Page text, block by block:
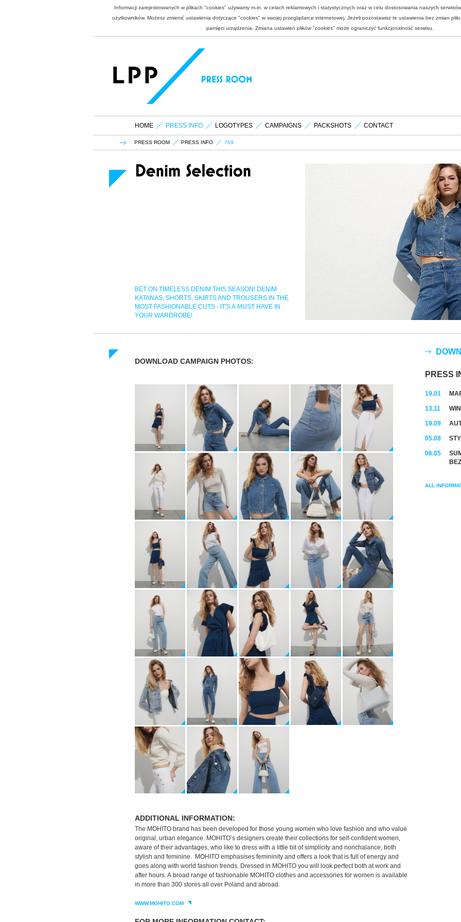
Informacji zarejestrowanych w plikach "cookies" używamy m.in. w celach reklamowych i statystycznych oraz w celu dostosowania naszych
użytkowników. Możesz zmienić ustawienia dotyczące "cookies" w swojej przeglądarce internetowej. Jeżeli pozostawisz te ustawienia bez zmian
pamięci urządzenia. Zmiana ustawień plików "cookies" może ograniczyć funkcjonalność serwisu.
HOME PRESS INFO LOGOTYPES CAMPAIGNS PACKSHOTS CONTACT
PRESS ROOM PRESS INFO 769
BET ON TIMELESS DENIM THIS SEASON! DENIM
KATANAS, SHORTS, SKIRTS AND TROUSERS IN THE
MOST FASHIONABLE CUTS - IT'S A MUST HAVE IN
YOUR WARDROBE!
DOWNLOAD CAMPAIGN PHOTOS:
ADDITIONAL INFORMATION:
The MOHITO brand has been developed for those young women who love fashion and who value
original, urban elegance. MOHITO’s designers create their collections for self-confident women,
aware of their advantages, who like to dress with a little bit of simplicity and nonchalance, both
stylish and feminine. MOHITO emphasises femininity and offers a look that is full of energy and
goes along with world fashion trends. Dressed in MOHITO you will look perfect both at work and
after hours. A broad range of fashionable MOHITO clothes and accessories for women is available
in more than 300 stores all over Poland and abroad.
WWW.MOHITO.COM
PRESS
19.01
13.11
19.09
05.08
06.05
ALL